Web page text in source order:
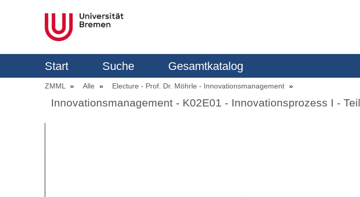
Start Suche Gesamtkatalog
ZMML Alle Electure - Prof. Dr. Möhrle - Innovationsmanagement
Innovationsmanagement - K02E01 - Innovationsprozess I -